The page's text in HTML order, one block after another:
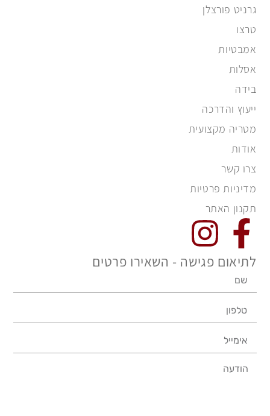
גרניט פורצלן
טרצו
אמבטיות
אסלות
בידה
ייעוץ והדרכה
מטריה מקצועית
אודות
צרו קשר
מדיניות פרטיות
תקנון האתר
לתיאום פגישה - השאירו פרטים